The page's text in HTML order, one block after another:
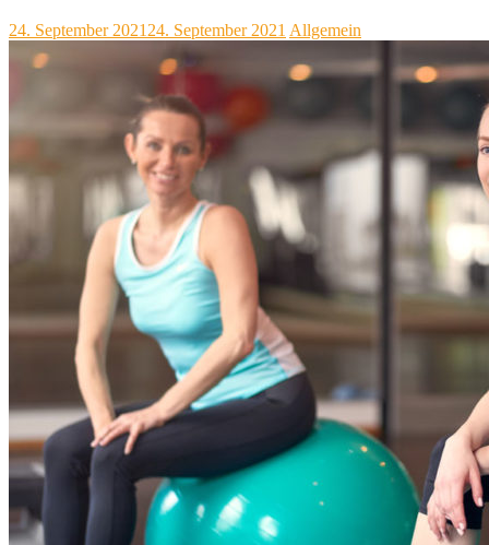
24. September 2021 24. September 2021 Allgemein